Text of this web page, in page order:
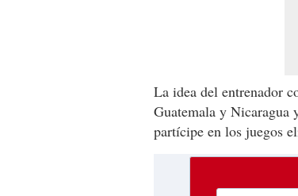
La idea del entrenador
Guatemala y Nicaragua
partícipe en los juegos